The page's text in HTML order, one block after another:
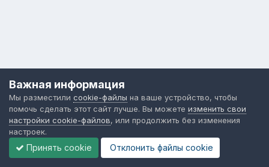
Важная информация
Мы разместили cookie-файлы на ваше устройство, чтобы
помочь сделать этот сайт лучше. Вы можете изменить свои
настройки cookie-файлов, или продолжить без изменения
настроек.
Принять cookie Отклонить файлы сookie